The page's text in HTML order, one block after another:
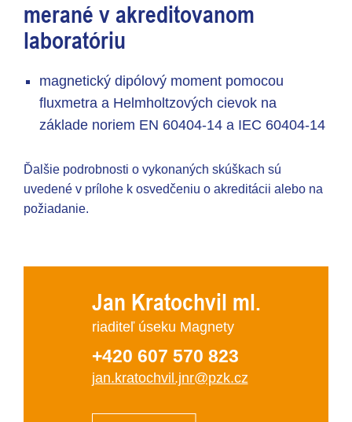
merané v akreditovanom
laboratóriu
magnetický dipólový moment pomocou
fluxmetra a Helmholtzových cievok na
základe noriem EN 60404-14 a IEC 60404-14
Ďalšie podrobnosti o vykonaných skúškach sú
uvedené v prílohe k osvedčeniu o akreditácii alebo na
požiadanie.
Jan Kratochvil ml.
riaditeľ úseku Magnety
+420 607 570 823
jan.kratochvil.jnr@pzk.cz